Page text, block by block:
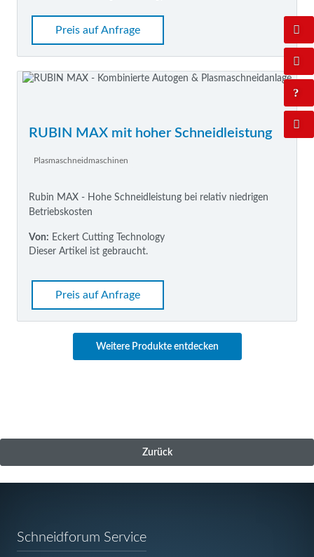
Preis auf Anfrage
RUBIN MAX mit hoher Schneidleistung
Plasmaschneidmaschinen
Rubin MAX - Hohe Schneidleistung bei relativ niedrigen
Betriebskosten
Von: Eckert Cutting Technology
Dieser Artikel ist gebraucht.
Preis auf Anfrage
Weitere Produkte entdecken
Zurück
Schneidforum Service